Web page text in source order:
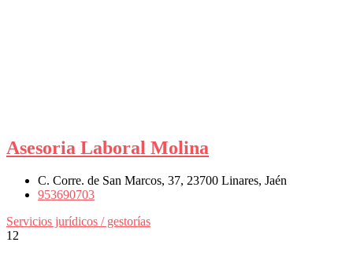
Asesoria Laboral Molina
C. Corre. de San Marcos, 37, 23700 Linares, Jaén
953690703
Servicios jurídicos / gestorías
12